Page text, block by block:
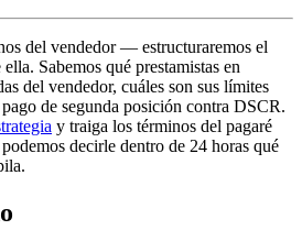
del vendedor — estructuraremos el
Sabemos qué prestamistas en
del vendedor, cuáles son sus límites
de segunda posición contra DSCR.
y traiga los términos del pagaré
decirle dentro de 24 horas qué